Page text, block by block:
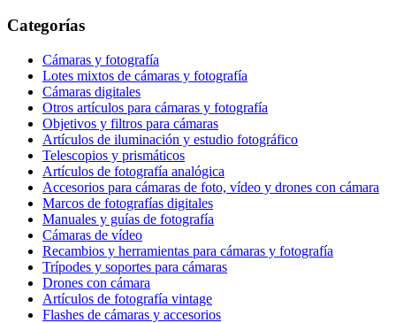
Categorías
Cámaras y fotografía
Lotes mixtos de cámaras y fotografía
Cámaras digitales
Otros artículos para cámaras y fotografía
Objetivos y filtros para cámaras
Artículos de iluminación y estudio fotográfico
Telescopios y prismáticos
Artículos de fotografía analógica
Accesorios para cámaras de foto, vídeo y drones con cámara
Marcos de fotografías digitales
Manuales y guías de fotografía
Cámaras de vídeo
Recambios y herramientas para cámaras y fotografía
Trípodes y soportes para cámaras
Drones con cámara
Artículos de fotografía vintage
Flashes de cámaras y accesorios